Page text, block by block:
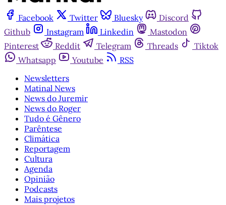
Facebook Twitter Bluesky
Discord
Github
Instagram Linkedin
Mastodon
Pinterest
Reddit Telegram Threads
Tiktok
Whatsapp
Youtube
RSS
Newsletters
Matinal News
News do Juremir
News do Roger
Tudo é Gênero
Parêntese
Climática
Reportagem
Cultura
Agenda
Opinião
Podcasts
Mais projetos